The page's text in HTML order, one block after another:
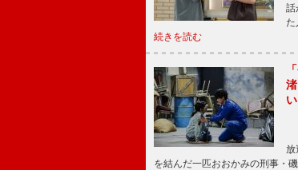
話
た
続きを読む
い
放
を結んだ一匹おおかみの刑事・